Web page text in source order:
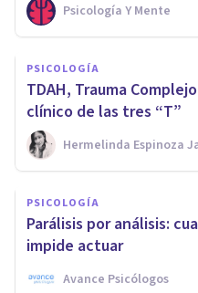
Psicología Y Mente
PSICOLOGÍA
TDAH, Trauma
clínico de las tres “T”
Hermelinda Espinoza
PSICOLOGÍA
Parálisis por análisis:
impide actuar
Avance Psicólogos